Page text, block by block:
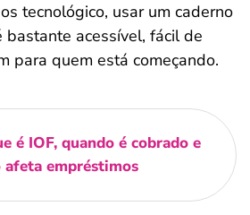
tecnológico, usar um caderno
bastante acessível, fácil de
para quem está começando.
é IOF, quando é cobrado e
afeta empréstimos